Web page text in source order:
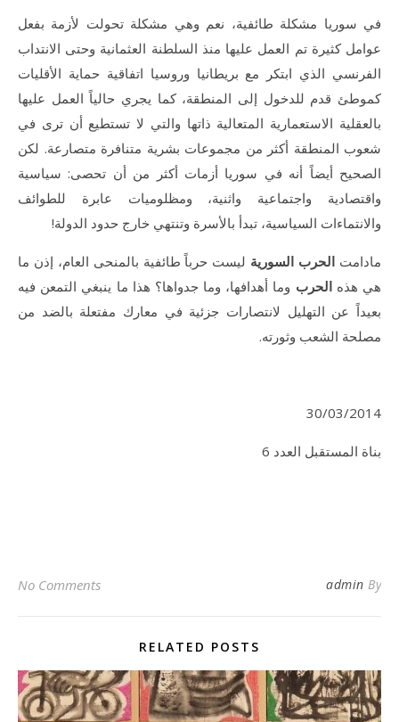
في سوريا مشكلة طائفية، نعم وهي مشكلة تحولت لأزمة بفعل
عوامل كثيرة تم العمل عليها منذ السلطنة العثمانية وحتى الانتداب
الفرنسي الذي ابتكر مع بريطانيا وروسيا اتفاقية حماية الأقليات
كموطئ قدم للدخول إلى المنطقة، كما يجري حالياً العمل عليها
بالعقلية الاستعمارية المتعالية ذاتها والتي لا تستطيع أن ترى في
شعوب المنطقة أكثر من مجموعات بشرية متنافرة متصارعة. لكن
الصحيح أيضاً أنه في سوريا أزمات أكثر من أن تحصى: سياسية
واقتصادية واجتماعية واثنية، ومظلوميات عابرة للطوائف
والانتماءات السياسية، تبدأ بالأسرة وتنتهي خارج حدود الدولة!
مادامت الحرب السورية ليست حرباً طائفية بالمنحى العام، إذن ما
هي هذهالحرب وما أهدافها، وما جدواها؟ هذا ما ينبغي التمعن فيه
بعيداً عن التهليل لانتصارات جزئية في معارك مفتعلة بالضد من
مصلحة الشعب وثورته.
30/03/2014
بناة المستقبل العدد 6
By
admin
No Comments
RELATED POSTS